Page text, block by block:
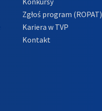
Zgłoś program (ROPAT)
Kariera w TVP
Kontakt